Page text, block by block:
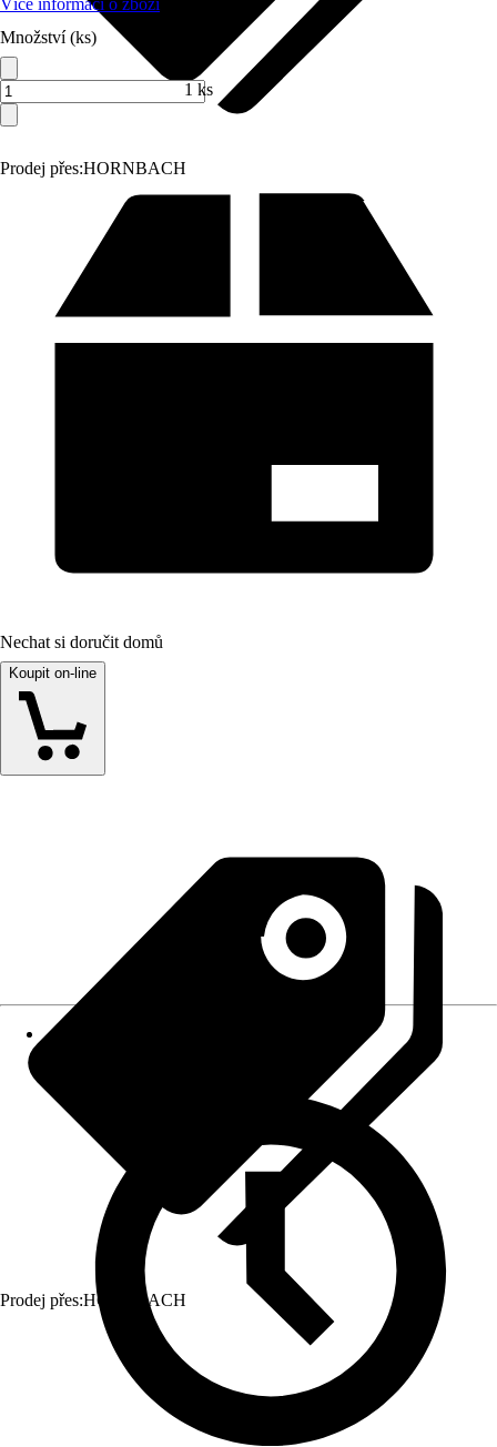
Prodej přes:HORNBACH
Více informací o zboží
Množství (ks)
1 ks
Nechat si doručit domů
Koupit on-line
Prodej přes:HORNBACH